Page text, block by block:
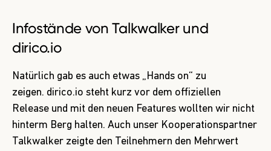
Infostände von Talkwalker und
dirico.io
Natürlich gab es auch etwas „Hands on“ zu
zeigen. dirico.io steht kurz vor dem offiziellen
Release und mit den neuen Features wollten wir nicht
hinterm Berg halten. Auch unser Kooperationspartner
Talkwalker zeigte den Teilnehmern den Mehrwert